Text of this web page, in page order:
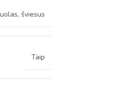
šviesus
Taip